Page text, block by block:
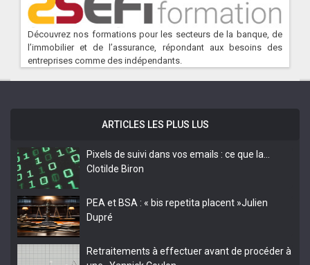
Découvrez nos formations pour les secteurs de la banque, de
l’immobilier et de l’assurance, répondant aux besoins des
entreprises comme des indépendants.
ARTICLES LES PLUS LUS
Pixels de suivi dans vos emails : ce que la…
Clotilde Biron
PEA et BSA : « bis repetita placent »Julien
Dupré
Retraitements à effectuer avant de procéder à